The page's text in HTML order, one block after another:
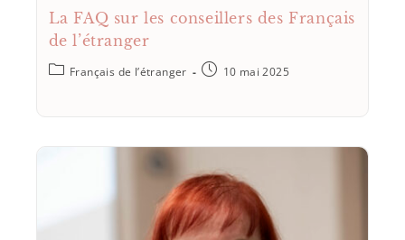
La FAQ sur les conseillers des Français
de l’étranger
Français de l’étranger 10 mai 2025